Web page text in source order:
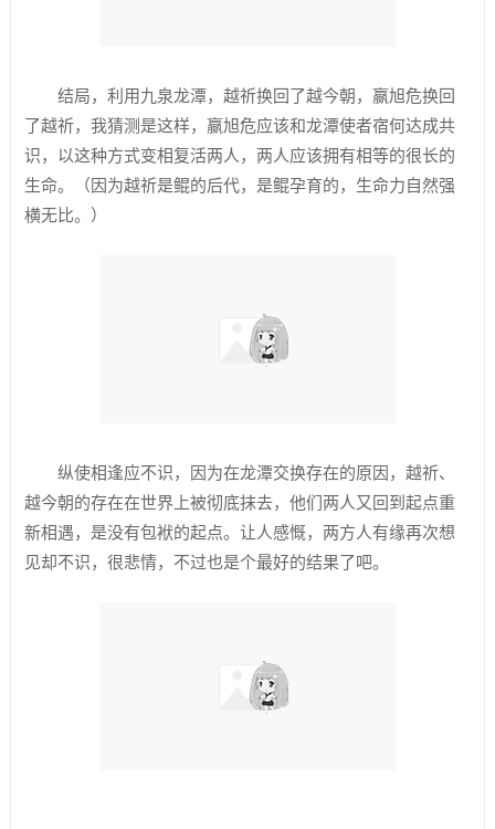
结局，利用九泉龙潭，越祈换回了越今朝，嬴旭危换回
了越祈，我猜测是这样，嬴旭危应该和龙潭使者宿何达成共
识，以这种方式变相复活两人，两人应该拥有相等的很长的
生命。（因为越祈是鲲的后代，是鲲孕育的，生命力自然强
横无比。）
纵使相逢应不识，因为在龙潭交换存在的原因，越祈、
越今朝的存在在世界上被彻底抹去，他们两人又回到起点重
新相遇，是没有包袱的起点。让人感慨，两方人有缘再次想
见却不识，很悲情，不过也是个最好的结果了吧。